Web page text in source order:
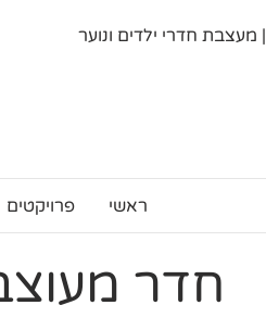
| מעצבת חדרי ילדים ונוער
ראשי פרויקטים
חדר